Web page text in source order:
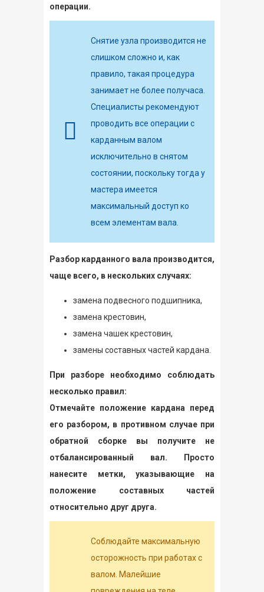
операции.
Снятие узла производится не
слишком сложно и, как
правило, такая процедура
занимает не более получаса.
Специалисты рекомендуют
проводить все операции с
карданным валом
исключительно в снятом
состоянии, поскольку тогда у
мастера имеется
максимальный доступ ко
всем элементам вала.
Разбор карданного вала производится,
чаще всего, в нескольких случаях:
замена подвесного подшипника,
замена крестовин,
замена чашек крестовин,
замены составных частей кардана.
При разборе необходимо соблюдать
несколько правил:
Отмечайте положение кардана перед
его разбором, в противном случае при
обратной сборке вы получите не
отбалансированный вал. Просто
нанесите метки, указывающие на
положение составных частей
относительно друг друга.
Соблюдайте максимальную
осторожность при работах с
валом. Малейшие